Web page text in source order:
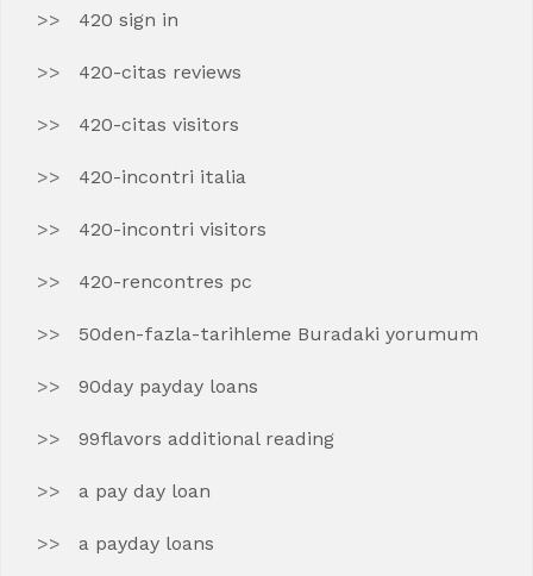
420 sign in
420-citas reviews
420-citas visitors
420-incontri italia
420-incontri visitors
420-rencontres pc
50den-fazla-tarihleme Buradaki yorumum
90day payday loans
99flavors additional reading
a pay day loan
a payday loans